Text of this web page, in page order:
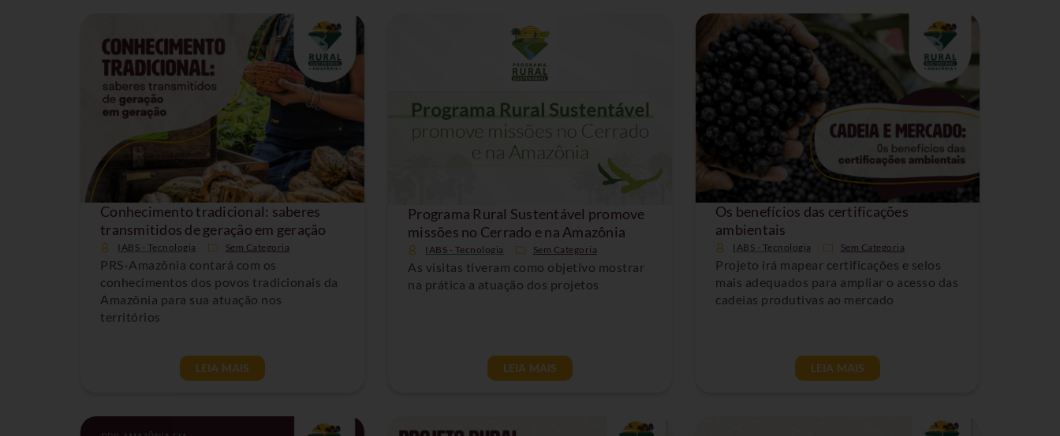
Conhecimento tradicional: saberes
transmitidos de geração em geração
IABS - Tecnologia Sem Categoria
PRS-Amazônia contará com os
conhecimentos dos povos tradicionais da
Amazônia para sua atuação nos
territórios
LEIA MAIS
Programa Rural Sustentável promove
missões no Cerrado e na Amazônia
IABS - Tecnologia Sem Categoria
As visitas tiveram como objetivo mostrar
na prática a atuação dos projetos
LEIA MAIS
Os benefícios das certificações
ambientais
IABS - Tecnologia Sem Categoria
Projeto irá mapear certificações e selos
mais adequados para ampliar o acesso das
cadeias produtivas ao mercado
LEIA MAIS